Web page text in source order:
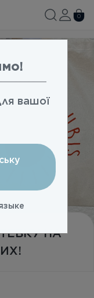
0
НА
вашої